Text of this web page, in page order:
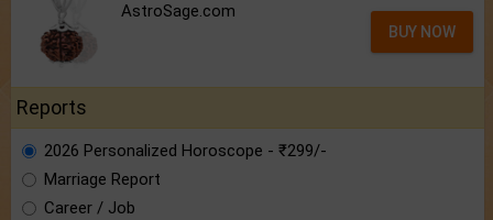
AstroSage.com
BUY NOW
Reports
2026 Personalized Horoscope - ₹299/-
Marriage Report
Career / Job